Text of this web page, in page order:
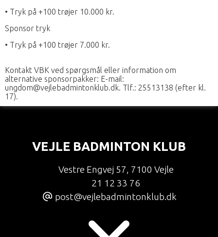
• Tryk på +100 trøjer 10.000 kr.
Sponsor tryk
• Tryk på +100 trøjer 7.000 kr.
Kontakt VBK ved spørgsmål eller information om
alternative sponsorpakker: E-mail:
ungdom@vejlebadmintonklub.dk. Tlf.: 25513138 (efter kl.
17).
VEJLE BADMINTON KLUB
Vestre Engvej 57, 7100 Vejle
21 12 33 76
post@vejlebadmintonklub.dk